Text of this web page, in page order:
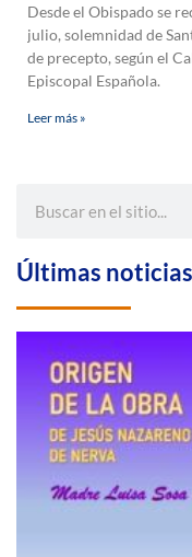
Desde el Obispado se
julio, solemnidad de
de precepto, según el
Episcopal Española.
Leer más »
Últimas noticias